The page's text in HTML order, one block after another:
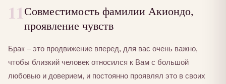
11Совместимость фамилии Акиондо,
проявление чувств
Брак – это продвижение вперед, для вас очень важно,
чтобы близкий человек относился к Вам с большой
любовью и доверием, и постоянно проявлял это в своих